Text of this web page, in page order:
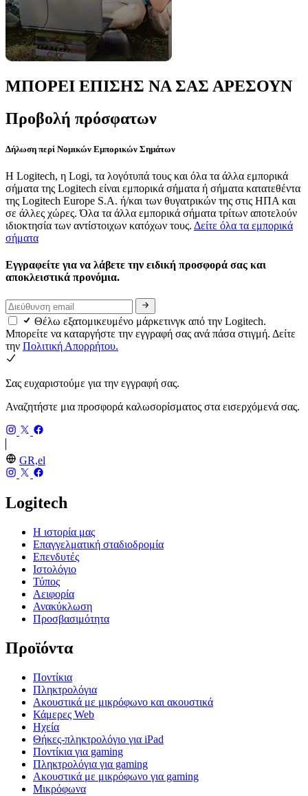
ΜΠΟΡΕΙ ΕΠΙΣΗΣ ΝΑ ΣΑΣ ΑΡΕΣΟΥΝ
Προβολή πρόσφατων
Δήλωση περί Νομικών Εμπορικών Σημάτων
Η Logitech, η Logi, τα λογότυπά τους και όλα τα άλλα εμπορικά
σήματα της Logitech είναι εμπορικά σήματα ή σήματα κατατεθέντα
της Logitech Europe S.A. ή/και των θυγατρικών της στις ΗΠΑ και
σε άλλες χώρες. Όλα τα άλλα εμπορικά σήματα τρίτων αποτελούν
ιδιοκτησία των αντίστοιχων κατόχων τους. Δείτε όλα τα εμπορικά
σήματα
Εγγραφείτε για να λάβετε την ειδική προσφορά σας και
αποκλειστικά προνόμια.
Θέλω εξατομικευμένο μάρκετινγκ από την Logitech.
Μπορείτε να καταργήστε την εγγραφή σας ανά πάσα στιγμή. Δείτε
την Πολιτική Απορρήτου.
Σας ευχαριστούμε για την εγγραφή σας.
Αναζητήστε μια προσφορά καλωσορίσματος στα εισερχόμενά σας.
GR,el
Logitech
Η ιστορία μας
Επαγγελματική σταδιοδρομία
Επενδυτές
Ιστολόγιο
Τύπος
Αειφορία
Ανακύκλωση
Προσβασιμότητα
Προϊόντα
Ποντίκια
Πληκτρολόγια
Ακουστικά με μικρόφωνο και ακουστικά
Κάμερες Web
Ηχεία
Θήκες-πληκτρολόγιο για iPad
Ποντίκια για gaming
Πληκτρολόγια για gaming
Ακουστικά με μικρόφωνο για gaming
Μικρόφωνα